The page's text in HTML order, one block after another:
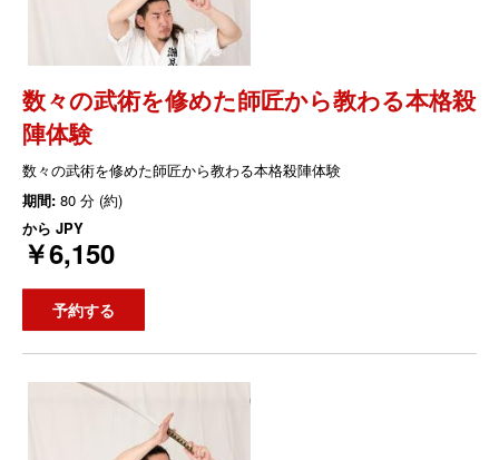
数々の武術を修めた師匠から教わる本格殺
陣体験
数々の武術を修めた師匠から教わる本格殺陣体験
期間: 80 分 (約)
から JPY
￥6,150
予約する